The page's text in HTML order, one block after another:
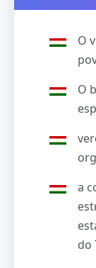
O
O
a
do